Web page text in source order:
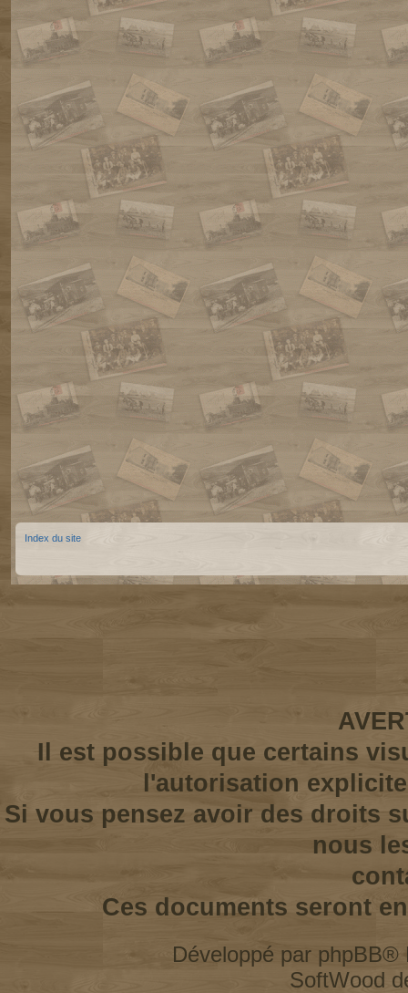
Index du site
Il est possible que certains
l'autorisation
Si vous pensez avoir des droits
nous
Ces documents seront
Développé par phpBB®
SoftWood